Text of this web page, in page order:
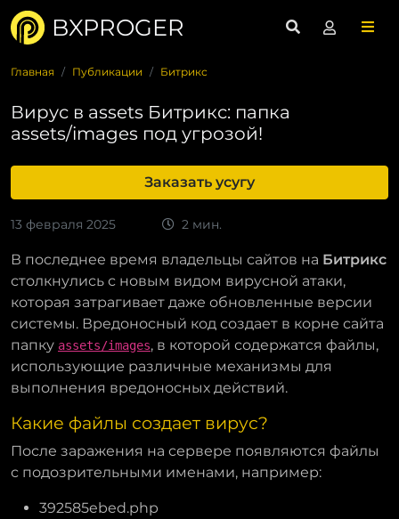
BXPROGER
Главная Публикации Битрикс
Вирус в assets Битрикс: папка
assets/images под угрозой!
Заказать усугу
13 февраля 2025 2 мин.
В последнее время владельцы сайтов на Битрикс
столкнулись с новым видом вирусной атаки,
которая затрагивает даже обновленные версии
системы. Вредоносный код создает в корне сайта
папку assets/images, в которой содержатся файлы,
использующие различные механизмы для
выполнения вредоносных действий.
Какие файлы создает вирус?
После заражения на сервере появляются файлы
с подозрительными именами, например:
392585ebed.php